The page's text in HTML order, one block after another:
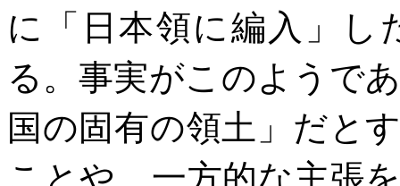
に「日本領に編入」
る。事実がこのようで
国の固有の領土」だと
ことや、一方的な主張